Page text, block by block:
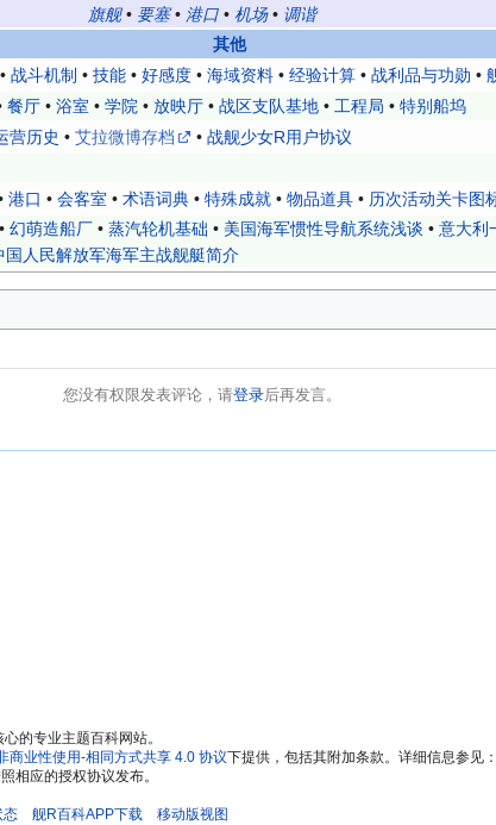
旗舰• 要塞• 港口• 机场• 调谐
其他
• 战斗机制 • 技能• 好感度• 海域资料• 经验计算• 战利品与功勋 •
餐厅• 浴室 • 学院 • 放映厅• 战区支队基地• 工程局 • 特别船坞
营历史 • 艾拉微博存档 • 战舰少女R用户协议
港口 • 会客室 • 术语词典• 特殊成就• 物品道具• 历次活动关卡图
幻萌造船厂• 蒸汽轮机基础 • 美国海军惯性导航系统浅谈 • 意大利
国人民解放军海军主战舰艇简介
您没有权限发表评论，请登录后再发言。
的专业主题百科网站。
商业性使用-相同方式共享 4.0 协议下提供，包括其附加条款。详细信息参见：
相应的授权协议发布。
态 舰R百科APP下载 移动版视图